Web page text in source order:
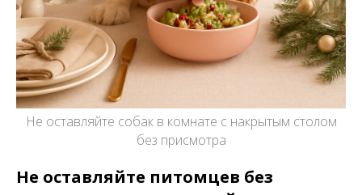
Не оставляйте собак в комнате с накрытым столом
без присмотра
Не оставляйте питомцев без